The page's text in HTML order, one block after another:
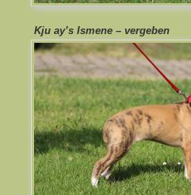
Kju ay’s Ismene – vergeben